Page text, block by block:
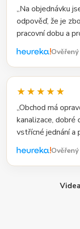
„Na objednávku
odpověď, že je
pracovní dobu a
★★★★★
„Obchod má
kanalizace, dobré
vstřícné jednání a